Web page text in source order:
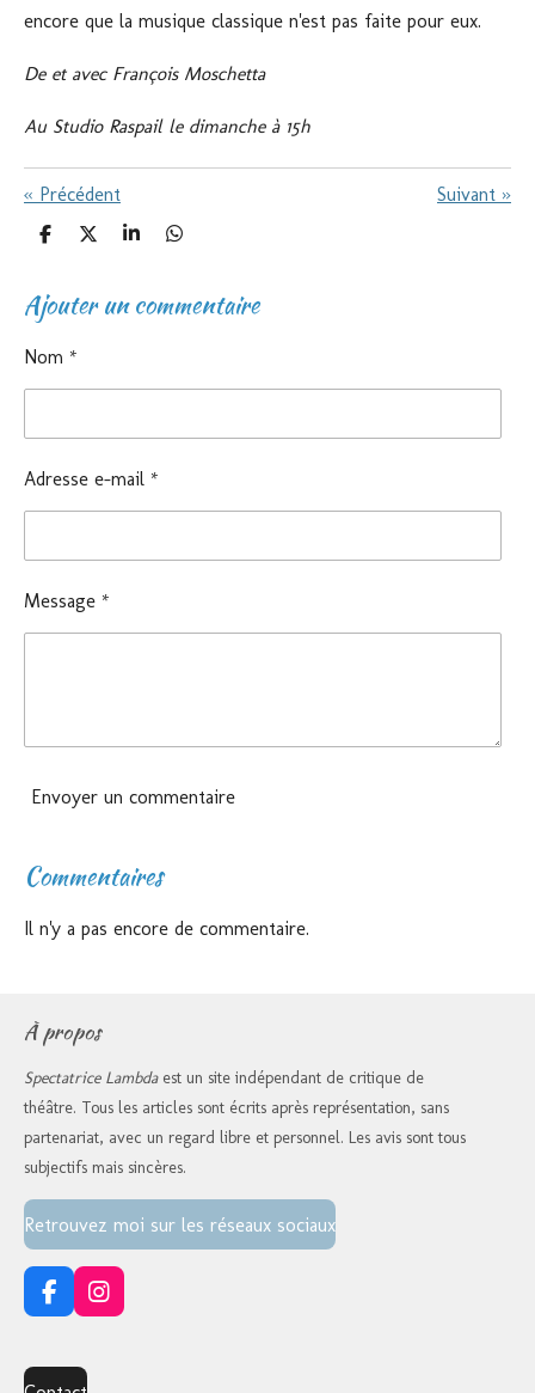
encore que la musique classique n'est pas faite pour eux.
De et avec François Moschetta
Au Studio Raspail le dimanche à 15h
« Précédent Suivant »
P
t
a
e
P
t
a
P
t
a
P
t
a
Ajouter un commentaire
Nom *
Adresse e-mail *
Message *
Envoyer un commentaire
Commentaires
Il n'y a pas encore de commentaire.
À propos
Spectatrice Lambdaest un site indépendant de critique de
théâtre. Tous les articles sont écrits après représentation, sans
partenariat, avec un regard libre et personnel. Les avis sont tous
subjectifs mais sincères.
Retrouvez moi sur les réseaux sociaux
F
a
e
I
n